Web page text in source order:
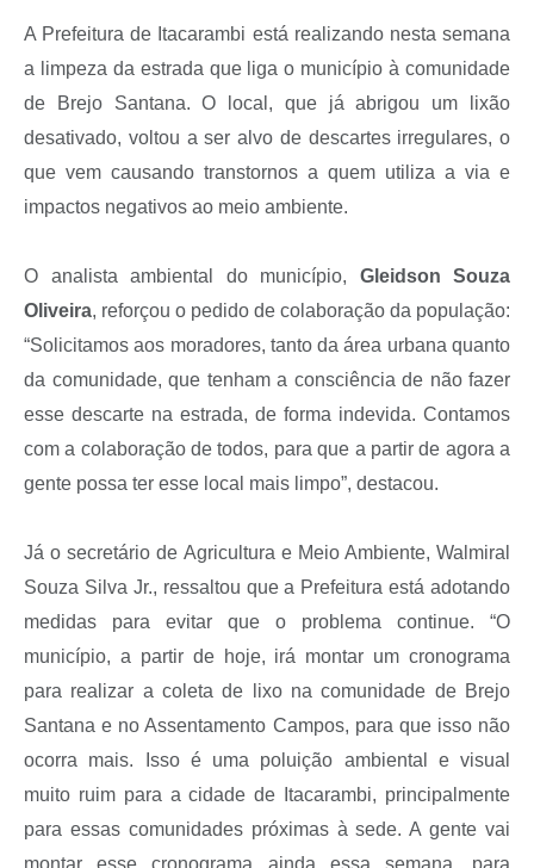
A Prefeitura de Itacarambi está realizando nesta semana
a limpeza da estrada que liga o município à comunidade
de Brejo Santana. O local, que já abrigou um lixão
desativado, voltou a ser alvo de descartes irregulares, o
que vem causando transtornos a quem utiliza a via e
impactos negativos ao meio ambiente.
O analista ambiental do município, Gleidson Souza
Oliveira, reforçou o pedido de colaboração da população:
“Solicitamos aos moradores, tanto da área urbana quanto
da comunidade, que tenham a consciência de não fazer
esse descarte na estrada, de forma indevida. Contamos
com a colaboração de todos, para que a partir de agora a
gente possa ter esse local mais limpo”, destacou.
Já o secretário de Agricultura e Meio Ambiente, Walmiral
Souza Silva Jr., ressaltou que a Prefeitura está adotando
medidas para evitar que o problema continue. “O
município, a partir de hoje, irá montar um cronograma
para realizar a coleta de lixo na comunidade de Brejo
Santana e no Assentamento Campos, para que isso não
ocorra mais. Isso é uma poluição ambiental e visual
muito ruim para a cidade de Itacarambi, principalmente
para essas comunidades próximas à sede. A gente vai
montar esse cronograma ainda essa semana, para